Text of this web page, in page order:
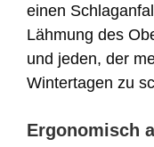
einen
Lähmung des
und jeden, der
Wintertagen zu
Ergonomisch